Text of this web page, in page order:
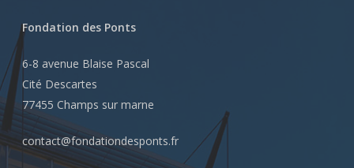
Fondation des Ponts
6-8 avenue Blaise Pascal
Cité Descartes
77455 Champs sur marne
contact@fondationdesponts.fr